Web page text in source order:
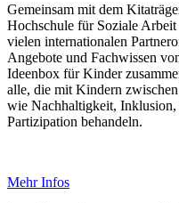
Gemeinsam mit dem
Hochschule für Soziale
vielen internationalen
Angebote und Fachwissen
Ideenbox für Kinder
alle, die mit Kindern
wie Nachhaltigkeit,
Partizipation behandeln.
Mehr Infos